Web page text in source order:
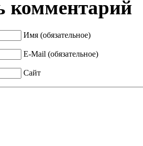
комментарий
Имя (обязательное)
E-Mail (обязательное)
Сайт